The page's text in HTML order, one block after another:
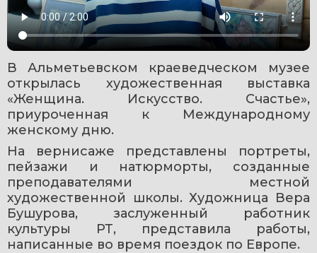
В Альметьевском краеведческом музее
открылась художественная выставка
«Женщина. Искусство. Счастье»,
приуроченная к Международному
женскому дню.
На вернисаже представлены портреты,
пейзажи и натюрморты, созданные
преподавателями местной
художественной школы. Художница Вера
Бушурова, заслуженный работник
культуры РТ, представила работы,
написанные во время поездок по Европе.